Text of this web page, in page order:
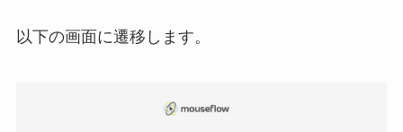
以下の画面に遷移します。